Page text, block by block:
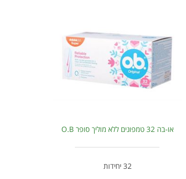
או-בה 32 טמפונים ללא מוליך סופר O.B
32 יחידות